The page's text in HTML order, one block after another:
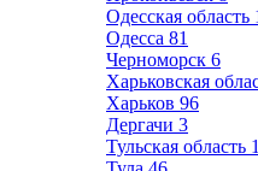
Одесская область
Одесса 81
Черноморск 6
Харьковская
Харьков 96
Дергачи 3
Тульская область